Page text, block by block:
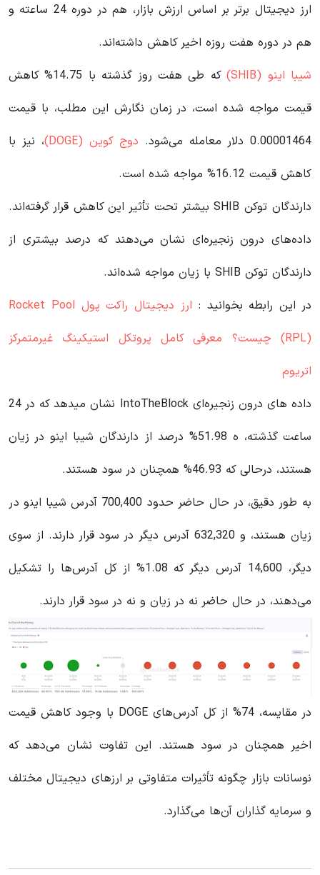
ارز دیجیتال برتر بر اساس ارزش بازار، هم در دوره 24 ساعته و
هم در دوره هفت روزه اخیر کاهش داشته‌اند.
شیبا اینو (SHIB)
که طی هفت روز گذشته با 14.75% کاهش
قیمت مواجه شده است، در زمان نگارش این مطلب، با قیمت
0.00001464 دلار معامله می‌شود.
دوج کوین (DOGE)
، نیز با
کاهش قیمت 16.12% مواجه شده است.
دارندگان توکن SHIB بیشتر تحت تأثیر این کاهش قرار گرفته‌اند.
داده‌های درون زنجیره‌ای نشان می‌دهند که درصد بیشتری از
دارندگان توکن SHIB با زیان مواجه شده‌اند.
در این رابطه بخوانید‌ :
ارز دیجیتال راکت پول Rocket Pool
(RPL) چیست؟ معرفی کامل پروتکل استیکینگ غیرمتمرکز
اتریوم
داده های درون زنجیره‌ای IntoTheBlock نشان میدهد که در 24
ساعت گذشته، ه 51.98% درصد از دارندگان شیبا اینو در زیان
هستند، درحالی که 46.93% همچنان در سود هستند.
به طور دقیق، در حال حاضر حدود 700,400 آدرس شیبا اینو در
زیان هستند، و 632,320 آدرس دیگر در سود قرار دارند. از سوی
دیگر، 14,600 آدرس دیگر که 1.08% از کل آدرس‌ها را تشکیل
می‌دهند، در حال حاضر نه در زیان و نه در سود قرار دارند.
در مقایسه، 74% از کل آدرس‌های DOGE با وجود کاهش قیمت
اخیر همچنان در سود هستند. این تفاوت نشان می‌دهد که
نوسانات بازار چگونه تأثیرات متفاوتی بر ارزهای دیجیتال مختلف
و سرمایه گذاران آن‌ها می‌گذارد.